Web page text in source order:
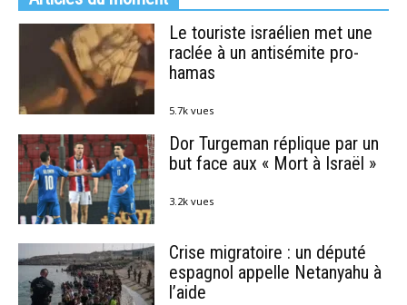
Le touriste israélien met une
raclée à un antisémite pro-
hamas
5.7k vues
Dor Turgeman réplique par un
but face aux « Mort à Israël »
3.2k vues
Crise migratoire : un député
espagnol appelle Netanyahu à
l’aide